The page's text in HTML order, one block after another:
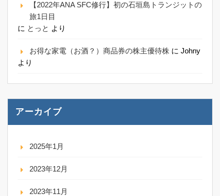
【2022年ANA SFC修行】初の石垣島トランジットの
旅1日目
に とっと より
お得な家電（お酒？）商品券の株主優待株 に Johny
より
アーカイブ
2025年1月
2023年12月
2023年11月